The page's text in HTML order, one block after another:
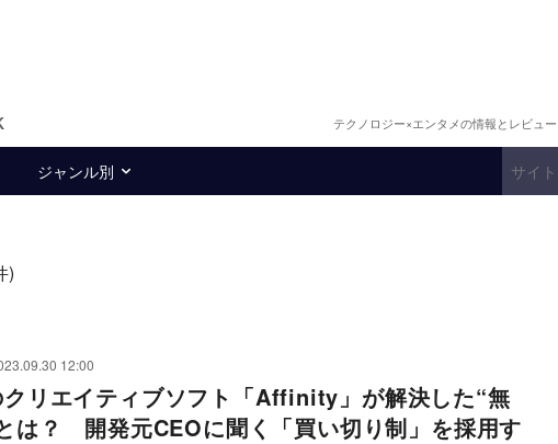
テクノロジー×エンタメの情報とレビュ
ジャンル別
)
12:00
リエイティブソフト「Affinity」が解決した“無
は？ 開発元CEOに聞く「買い切り制」を採用す